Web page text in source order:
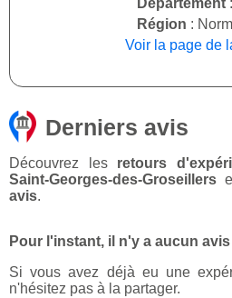
Département
Région :
Voir la page de
Derniers avis
Découvrez les retours
Saint-Georges-des-Groseillers
avis.
Pour l'instant, il n'y a aucun
Si vous avez déjà eu une
n'hésitez pas à la partager.